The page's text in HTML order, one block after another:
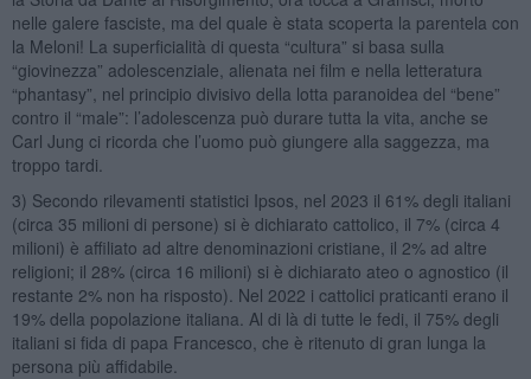
nelle galere fasciste, ma del quale è stata scoperta la parentela con
la Meloni! La superficialità di questa “cultura” si basa sulla
“giovinezza” adolescenziale, alienata nei film e nella letteratura
“phantasy”, nel principio divisivo della lotta paranoidea del “bene”
contro il “male”: l’adolescenza può durare tutta la vita, anche se
Carl Jung ci ricorda che l’uomo può giungere alla saggezza, ma
troppo tardi.
3) Secondo rilevamenti statistici Ipsos, nel 2023 il 61% degli italiani
(circa 35 milioni di persone) si è dichiarato cattolico, il 7% (circa 4
milioni) è affiliato ad altre denominazioni cristiane, il 2% ad altre
religioni; il 28% (circa 16 milioni) si è dichiarato ateo o agnostico (il
restante 2% non ha risposto). Nel 2022 i cattolici praticanti erano il
19% della popolazione italiana. Al di là di tutte le fedi, il 75% degli
italiani si fida di papa Francesco, che è ritenuto di gran lunga la
persona più affidabile.